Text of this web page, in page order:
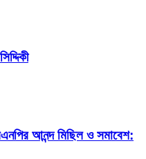
আনন্দ মিছিল ও সমাবেশ: